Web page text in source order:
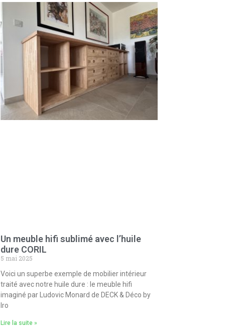
Un meuble hifi sublimé avec l’huile
dure CORIL
5 mai 2025
Voici un superbe exemple de mobilier intérieur
traité avec notre huile dure : le meuble hifi
imaginé par Ludovic Monard de DECK & Déco by
Iro
Lire la suite »